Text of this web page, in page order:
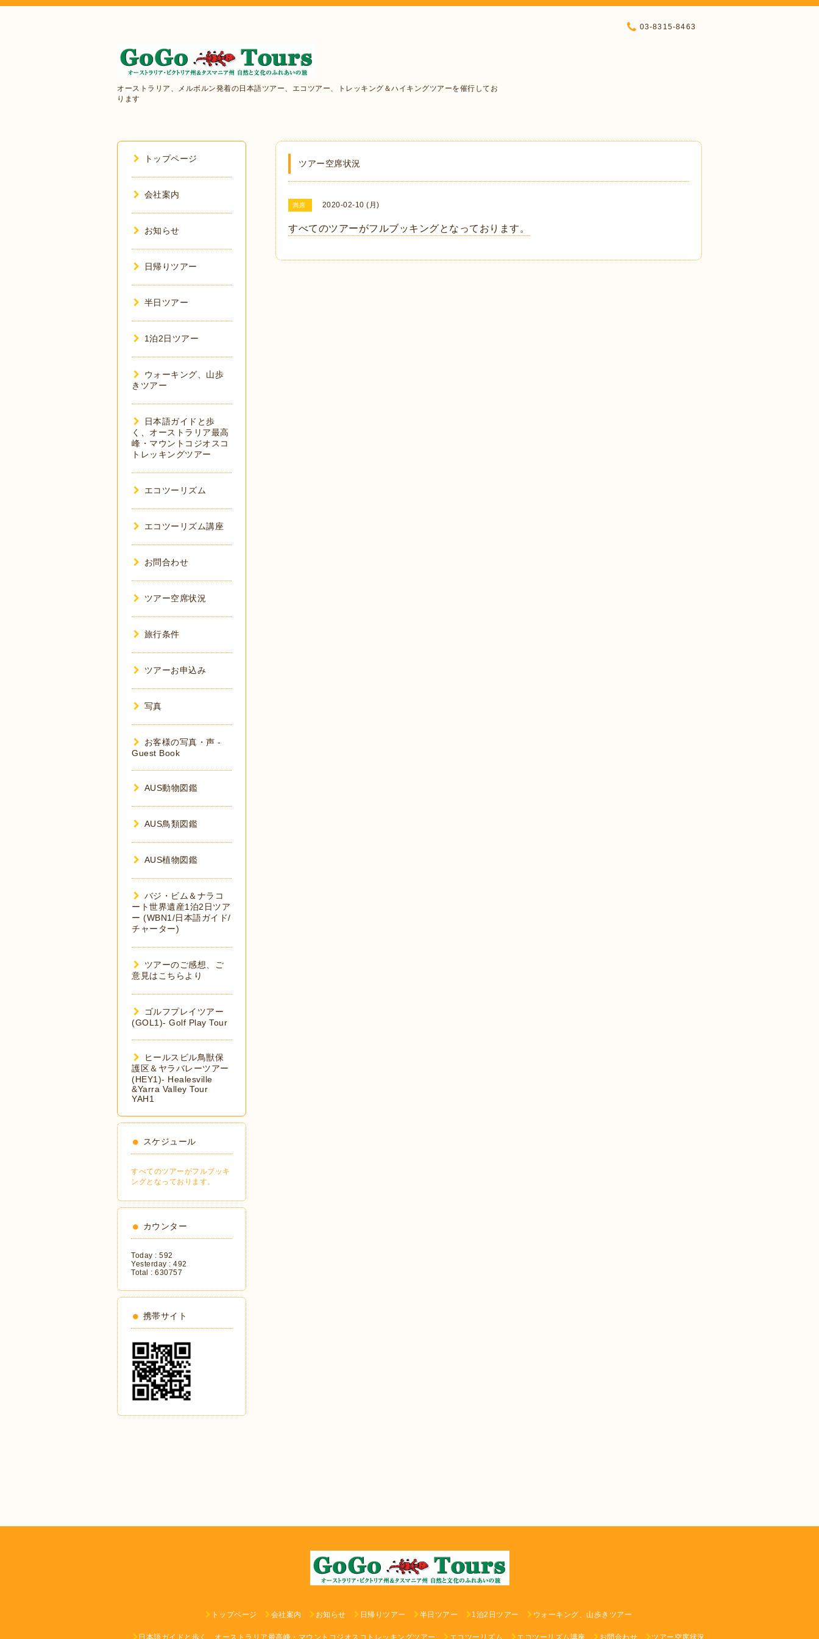
オーストラリア、メルボルン発着の日本語ツアー、エコツアー、トレッキング＆ハイキングツアーを催行してお
ります
03-8315-8463
ツアー空席状況
満席 2020-02-10 (月)
すべてのツアーがフルブッキングとなっております。
トップページ
会社案内
お知らせ
日帰りツアー
半日ツアー
1泊2日ツアー
ウォーキング、山歩
きツアー
日本語ガイドと歩
く、オーストラリア最高
峰・マウントコジオスコ
トレッキングツアー
エコツーリズム
エコツーリズム講座
お問合わせ
ツアー空席状況
旅行条件
ツアーお申込み
写真
お客様の写真・声 -
Guest Book
AUS動物図鑑
AUS鳥類図鑑
AUS植物図鑑
バジ・ビム＆ナラコ
ート世界遺産1泊2日ツア
ー (WBN1/日本語ガイド/
チャーター)
ツアーのご感想、ご
意見はこちらより
ゴルフプレイツアー
(GOL1)- Golf Play Tour
ヒールスビル鳥獣保
護区＆ヤラバレーツアー
(HEY1)- Healesville
&Yarra Valley Tour
YAH1
スケジュール
すべてのツアーがフルブッキ
ングとなっております。
カウンター
Today : 592
Yesterday : 492
Total : 630757
携帯サイト
トップページ 会社案内 お知らせ 日帰りツアー 半日ツアー 1泊2日ツアー ウォーキング、山歩きツアー
日本語ガイドと歩く、オーストラリア最高峰・マウントコジオスコトレッキングツアー エコツーリズム エコツーリズム講座 お問合わせ ツアー空席状況